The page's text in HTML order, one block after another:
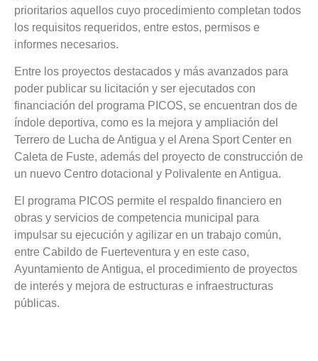
prioritarios aquellos cuyo procedimiento completan todos
los requisitos requeridos, entre estos, permisos e
informes necesarios.
Entre los proyectos destacados y más avanzados para
poder publicar su licitación y ser ejecutados con
financiación del programa PICOS, se encuentran dos de
índole deportiva, como es la mejora y ampliación del
Terrero de Lucha de Antigua y el Arena Sport Center en
Caleta de Fuste, además del proyecto de construcción de
un nuevo Centro dotacional y Polivalente en Antigua.
El programa PICOS permite el respaldo financiero en
obras y servicios de competencia municipal para
impulsar su ejecución y agilizar en un trabajo común,
entre Cabildo de Fuerteventura y en este caso,
Ayuntamiento de Antigua, el procedimiento de proyectos
de interés y mejora de estructuras e infraestructuras
públicas.